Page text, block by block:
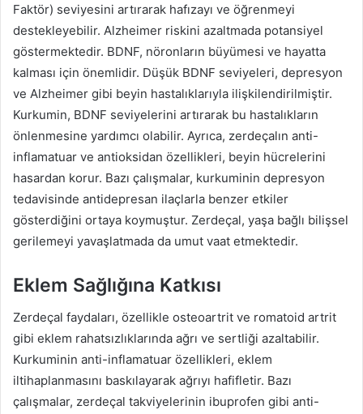
Faktör) seviyesini artırarak hafızayı ve öğrenmeyi
destekleyebilir. Alzheimer riskini azaltmada potansiyel
göstermektedir. BDNF, nöronların büyümesi ve hayatta
kalması için önemlidir. Düşük BDNF seviyeleri, depresyon
ve Alzheimer gibi beyin hastalıklarıyla ilişkilendirilmiştir.
Kurkumin, BDNF seviyelerini artırarak bu hastalıkların
önlenmesine yardımcı olabilir. Ayrıca, zerdeçalın anti-
inflamatuar ve antioksidan özellikleri, beyin hücrelerini
hasardan korur. Bazı çalışmalar, kurkuminin depresyon
tedavisinde antidepresan ilaçlarla benzer etkiler
gösterdiğini ortaya koymuştur. Zerdeçal, yaşa bağlı bilişsel
gerilemeyi yavaşlatmada da umut vaat etmektedir.
Eklem Sağlığına Katkısı
Zerdeçal faydaları, özellikle osteoartrit ve romatoid artrit
gibi eklem rahatsızlıklarında ağrı ve sertliği azaltabilir.
Kurkuminin anti-inflamatuar özellikleri, eklem
iltihaplanmasını baskılayarak ağrıyı hafifletir. Bazı
çalışmalar, zerdeçal takviyelerinin ibuprofen gibi anti-